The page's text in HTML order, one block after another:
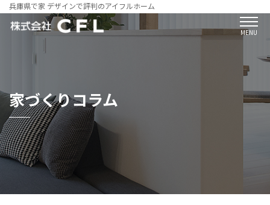
兵庫県で家 デザインで評判のアイフルホーム
MENU
家づくりコラム